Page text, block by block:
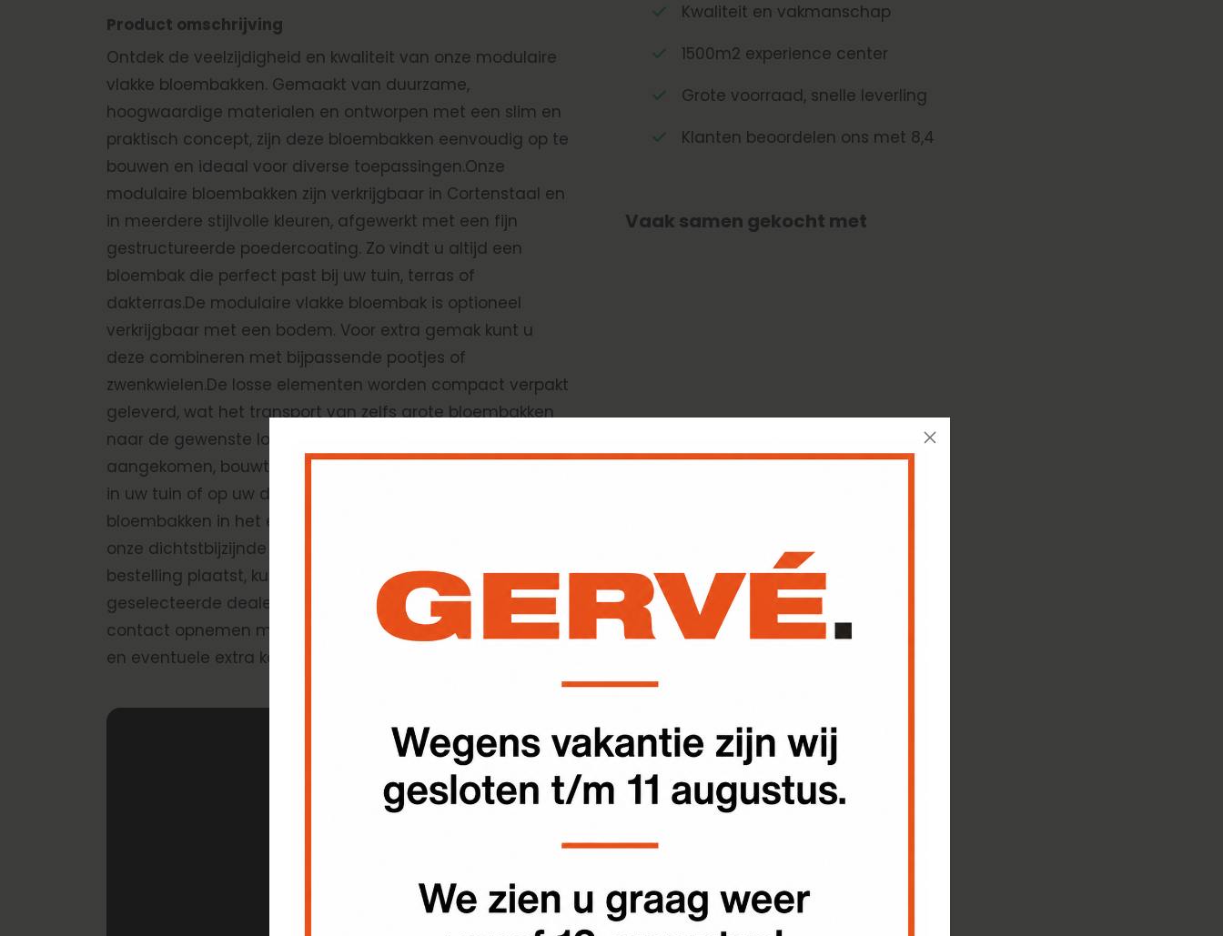
Product omschrijving
Ontdek de veelzijdigheid en kwaliteit van onze modulaire
vlakke bloembakken. Gemaakt van duurzame,
hoogwaardige materialen en ontworpen met een slim en
praktisch concept, zijn deze bloembakken eenvoudig op te
bouwen en ideaal voor diverse toepassingen.Onze
modulaire bloembakken zijn verkrijgbaar in Cortenstaal en
in meerdere stijlvolle kleuren, afgewerkt met een fijn
gestructureerde poedercoating. Zo vindt u altijd een
bloembak die perfect past bij uw tuin, terras of
dakterras.De modulaire vlakke bloembak is optioneel
verkrijgbaar met een bodem. Voor extra gemak kunt u
deze combineren met bijpassende pootjes of
zwenkwielen.De losse elementen worden compact verpakt
geleverd, wat het transport van zelfs grote bloembakken
naar de gewenste locatie eenvoudig maakt. Eenmaal
aangekomen, bouwt u de bloembakken moeiteloos zelf op
in uw tuin of op uw dakterras.Wilt u de Forsento
bloembakken in het echt bekijken? Bezoek dan een van
onze dichtstbijzijnde dealers. Wanneer u online een
bestelling plaatst, kunt u ervoor kiezen uw producten bij de
geselecteerde dealer af te halen. Voor levering kunt u
contact opnemen met uw dealer om de mogelijkheden
en eventuele extra kosten te bespreken.
Kwaliteit en vakmanschap
1500m2 experience center
Grote voorraad, snelle leverling
Klanten beoordelen ons met 8,4
Vaak samen gekocht met